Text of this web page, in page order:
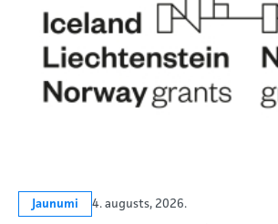
Jaunumi 4. augusts, 2026.